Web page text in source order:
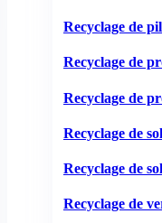
Recyclage de
Recyclage de
Recyclage de
Recyclage de
Recyclage de
Recyclage de